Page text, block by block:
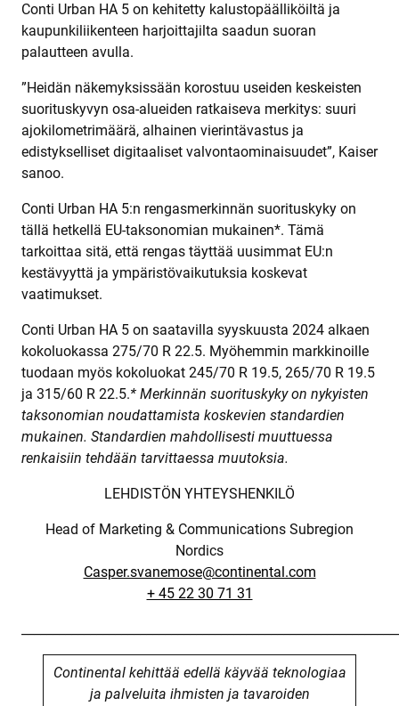
Conti Urban HA 5 on kehitetty kalustopäälliköiltä ja
kaupunkiliikenteen harjoittajilta saadun suoran
palautteen avulla.
”Heidän näkemyksissään korostuu useiden keskeisten
suorituskyvyn osa-alueiden ratkaiseva merkitys: suuri
ajokilometrimäärä, alhainen vierintävastus ja
edistykselliset digitaaliset valvontaominaisuudet”, Kaiser
sanoo.
Conti Urban HA 5:n rengasmerkinnän suorituskyky on
tällä hetkellä EU-taksonomian mukainen*. Tämä
tarkoittaa sitä, että rengas täyttää uusimmat EU:n
kestävyyttä ja ympäristövaikutuksia koskevat
vaatimukset.
Conti Urban HA 5 on saatavilla syyskuusta 2024 alkaen
kokoluokassa 275/70 R 22.5. Myöhemmin markkinoille
tuodaan myös kokoluokat 245/70 R 19.5, 265/70 R 19.5
ja 315/60 R 22.5.* Merkinnän suorituskyky on nykyisten
taksonomian noudattamista koskevien standardien
mukainen. Standardien mahdollisesti muuttuessa
renkaisiin tehdään tarvittaessa muutoksia.
LEHDISTÖN YHTEYSHENKILÖ
Head of Marketing & Communications Subregion
Nordics
Casper.svanemose@continental.com
+ 45 22 30 71 31
Continental kehittää edellä käyvää teknologiaa
ja palveluita ihmisten ja tavaroiden